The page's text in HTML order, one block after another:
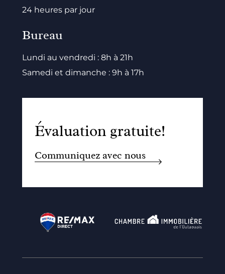
24 heures par jour
Bureau
Lundi au vendredi : 8h à 21h
Samedi et dimanche : 9h à 17h
Évaluation gratuite!
Communiquez avec nous